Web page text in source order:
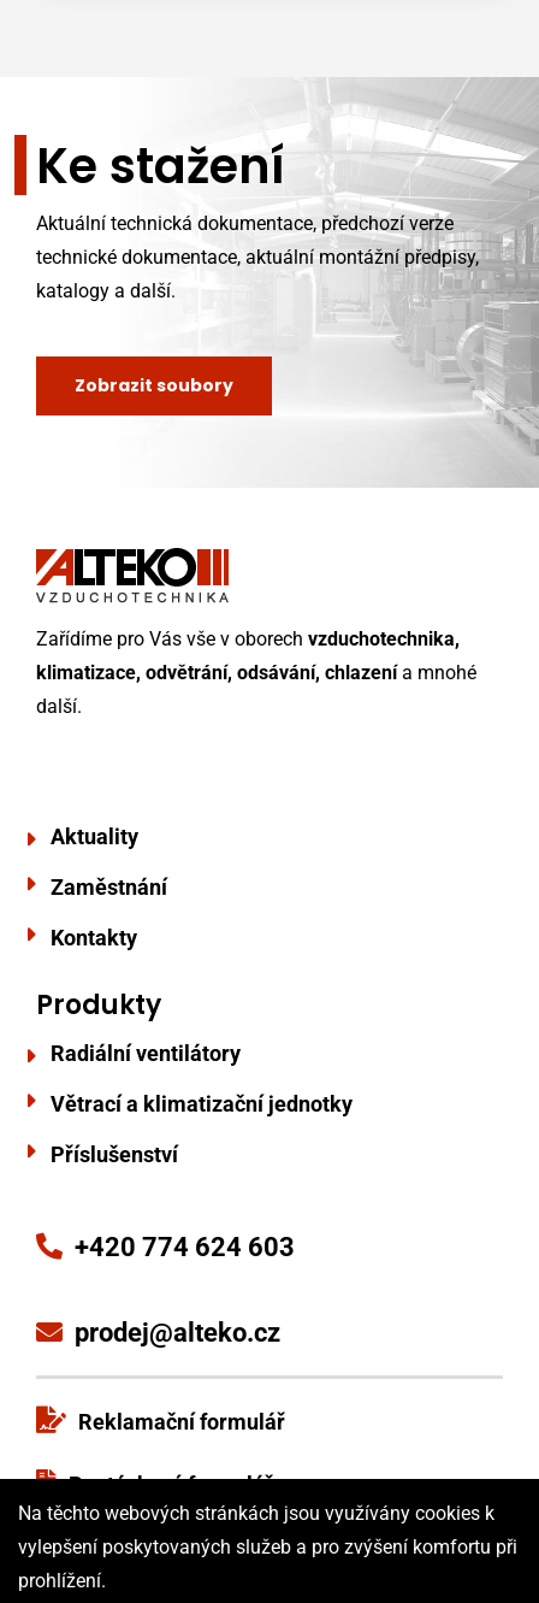
Ke stažení
Aktuální technická dokumentace, předchozí verze
technické dokumentace, aktuální montážní předpisy,
katalogy a další.
Zobrazit soubory
Zařídíme pro Vás vše v oborech vzduchotechnika,
klimatizace, odvětrání, odsávání, chlazenía mnohé
další.
Aktuality
Zaměstnání
Kontakty
Produkty
Radiální ventilátory
Větrací a klimatizační jednotky
Příslušenství
+420 774 624 603
prodej@alteko.cz
Reklamační formulář
Poptávkový formulář
Obchodní podmínky
Na těchto webových stránkách jsou využívány cookies k
vylepšení poskytovaných služeb a pro zvýšení komfortu při
prohlížení.